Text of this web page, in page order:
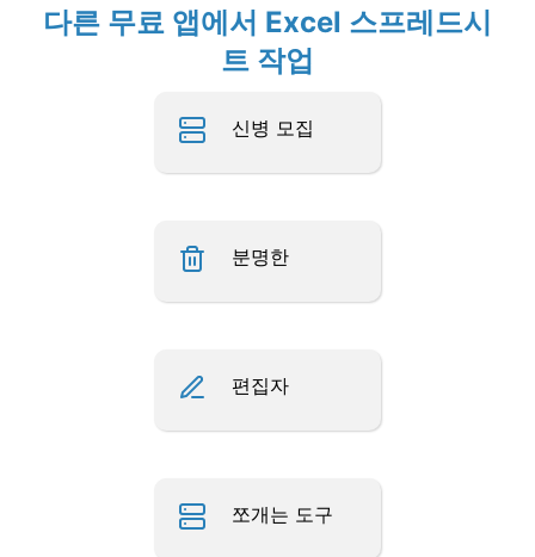
다른 무료 앱에서 Excel 스프레드시
트 작업
신병 모집
분명한
편집자
쪼개는 도구